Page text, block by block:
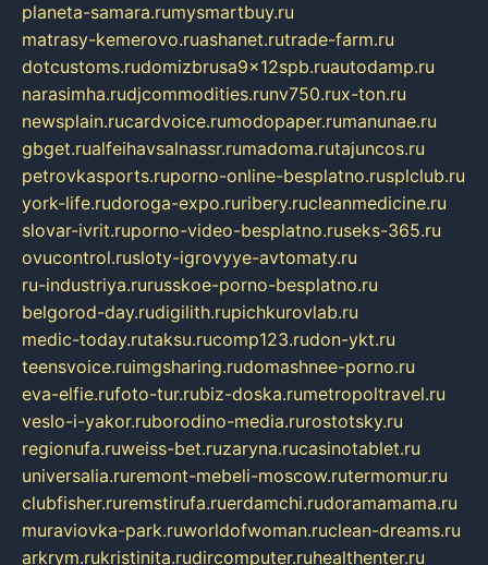
planeta-samara.rumysmartbuy.ru
matrasy-kemerovo.ruashanet.rutrade-farm.ru
dotcustoms.rudomizbrusa9x12spb.ruautodamp.ru
narasimha.rudjcommodities.runv750.rux-ton.ru
newsplain.rucardvoice.rumodopaper.rumanunae.ru
gbget.rualfeihavsalnassr.rumadoma.rutajuncos.ru
petrovkasports.ruporno-online-besplatno.rusplclub.ru
york-life.rudoroga-expo.ruribery.rucleanmedicine.ru
slovar-ivrit.ruporno-video-besplatno.ruseks-365.ru
ovucontrol.rusloty-igrovyye-avtomaty.ru
ru-industriya.rurusskoe-porno-besplatno.ru
belgorod-day.rudigilith.rupichkurovlab.ru
medic-today.rutaksu.rucomp123.rudon-ykt.ru
teensvoice.ruimgsharing.rudomashnee-porno.ru
eva-elfie.rufoto-tur.rubiz-doska.rumetropoltravel.ru
veslo-i-yakor.ruborodino-media.rurostotsky.ru
regionufa.ruweiss-bet.ruzaryna.rucasinotablet.ru
universalia.ruremont-mebeli-moscow.rutermomur.ru
clubfisher.ruremstirufa.ruerdamchi.rudoramamama.ru
muraviovka-park.ruworldofwoman.ruclean-dreams.ru
arkrym.rukristinita.rudircomputer.ruhealthenter.ru